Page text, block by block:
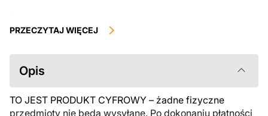
podlegają zwrotowi ani wymianie po ich pobraniu. Zalecamy
przed zakupem. Jeśli masz jakiekolwiek problemy z zamówieniem,
skontaktuj się bezpośrednio ze sprzedawcą.
PRZECZYTAJ WIĘCEJ
Opis
TO JEST PRODUKT CYFROWY – żadne fizyczne
przedmioty nie będą wysyłane. Po dokonaniu płatności